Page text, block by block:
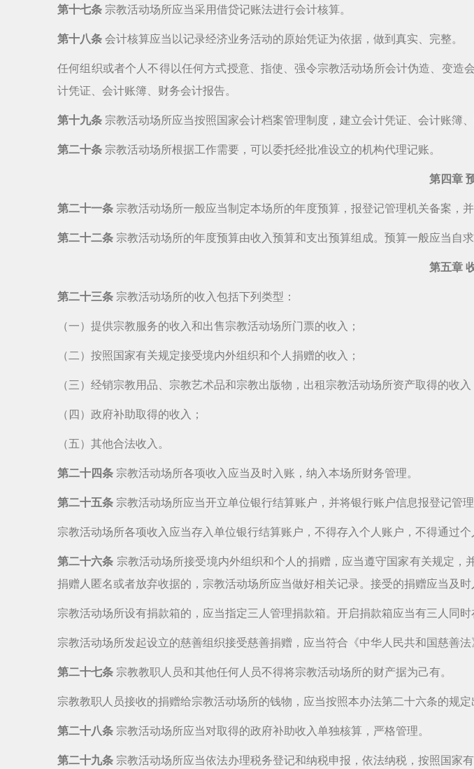
第十七条 宗教活动场所应当采用借贷记账法进行会计核算。
第十八条会计核算应当以记录经济业务活动的原始凭证为依据，做到真实、完整。
任何组织或者个人不得以任何方式授意、指使、强令宗教活动场所会计伪造、变
计凭证、会计账簿、财务会计报告。
第十九条 宗教活动场所应当按照国家会计档案管理制度，建立会计凭证、会计账簿
第二十条 宗教活动场所根据工作需要，可以委托经批准设立的机构代理记账。
第四章
第二十一条 宗教活动场所一般应当制定本场所的年度预算，报登记管理机关备案，
第二十二条 宗教活动场所的年度预算由收入预算和支出预算组成。预算一般应当自求
第五章
第二十三条 宗教活动场所的收入包括下列类型：
（一）提供宗教服务的收入和出售宗教活动场所门票的收入；
（二）按照国家有关规定接受境内外组织和个人捐赠的收入；
（三）经销宗教用品、宗教艺术品和宗教出版物，出租宗教活动场所资产取得的收入
（四）政府补助取得的收入；
（五）其他合法收入。
第二十四条 宗教活动场所各项收入应当及时入账，纳入本场所财务管理。
第二十五条 宗教活动场所应当开立单位银行结算账户，并将银行账户信息报登记管理
宗教活动场所各项收入应当存入单位银行结算账户，不得存入个人账户，不得通过个
第二十六条 宗教活动场所接受境内外组织和个人的捐赠，应当遵守国家有关规定，
捐赠人匿名或者放弃收据的，宗教活动场所应当做好相关记录。接受的捐赠应当及时
宗教活动场所设有捐款箱的，应当指定三人管理捐款箱。开启捐款箱应当有三人同
宗教活动场所发起设立的慈善组织接受慈善捐赠，应当符合《中华人民共和国慈善法
第二十七条 宗教教职人员和其他任何人员不得将宗教活动场所的财产据为己有。
宗教教职人员接收的捐赠给宗教活动场所的钱物，应当按照本办法第二十六条的规定
第二十八条 宗教活动场所应当对取得的政府补助收入单独核算，严格管理。
第二十九条 宗教活动场所应当依法办理税务登记和纳税申报，依法纳税，按照国家有